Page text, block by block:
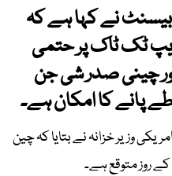
بیسنٹ نے کہا ہے کہ
ٹک ٹاک پر حتمی
چینی صدر شی جن
پانے کا امکان ہے۔
وزیر خزانہ نے بتایا کہ چین
روز متوقع ہے۔